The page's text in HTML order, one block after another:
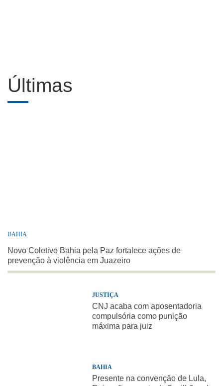
Últimas
BAHIA
Novo Coletivo Bahia pela Paz fortalece ações de
prevenção à violência em Juazeiro
JUSTIÇA
CNJ acaba com aposentadoria
compulsória como punição
máxima para juiz
BAHIA
Presente na convenção de Lula,